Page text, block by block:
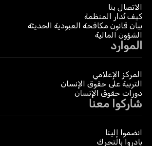
الاتصال بنا
كيف تُدار المنظمة
بيان قانون مكافحة العبودية الحديثة
الشؤون المالية
الموارد
المركز الإعلامي
التربية على حقوق الإنسان
دورات حقوق الإنسان
شاركوا معنا
انضموا إلينا
بادروا بالتحرك